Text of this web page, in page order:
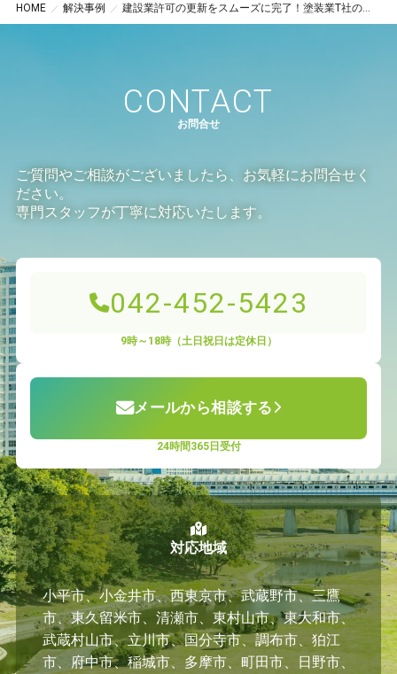
HOME 解決事例
CONTACT
お問合せ
ご質問やご相談がございましたら、お気軽にお問合せく
ださい。
専門スタッフが丁寧に対応いたします。
042-452-5423
9時～18時（土日祝日は定休日）
メールから相談する
24時間365日受付
対応地域
小平市、小金井市、西東京市、武蔵野市、三鷹
市、東久留米市、清瀬市、東村山市、東大和市、
武蔵村山市、立川市、国分寺市、調布市、狛江
市、府中市、稲城市、多摩市、町田市、日野市、